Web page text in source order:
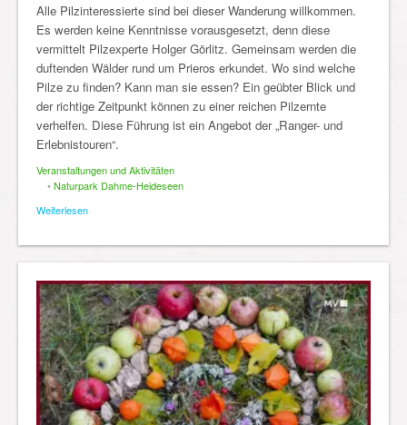
Alle Pilzinteressierte sind bei dieser Wanderung willkommen.
Es werden keine Kenntnisse vorausgesetzt, denn diese
vermittelt Pilzexperte Holger Görlitz. Gemeinsam werden die
duftenden Wälder rund um Prieros erkundet. Wo sind welche
Pilze zu finden? Kann man sie essen? Ein geübter Blick und
der richtige Zeitpunkt können zu einer reichen Pilzernte
verhelfen. Diese Führung ist ein Angebot der „Ranger- und
Erlebnistouren“.
Veranstaltungen und Aktivitäten
• Naturpark Dahme-Heideseen
Weiterlesen